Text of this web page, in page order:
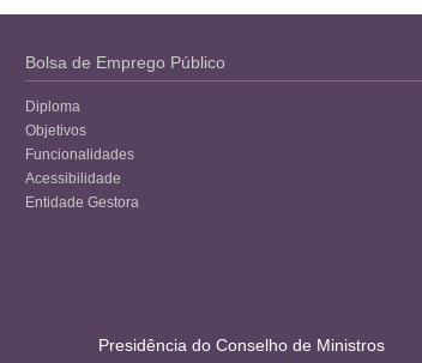
Bolsa de Emprego Público
Diploma
Objetivos
Funcionalidades
Acessibilidade
Entidade Gestora
Presidência do Conselho de Ministros